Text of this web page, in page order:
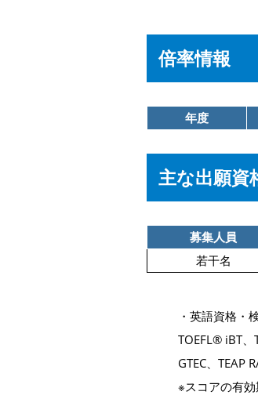
倍率情報
年度
主な出願資
募集人員
若干名
・英語資格・
TOEFL® iBT、
GTEC、TEAP
※スコアの有効